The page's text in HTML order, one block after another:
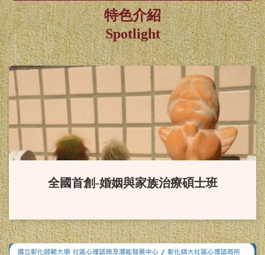
副教授榮獲國科會115年度專題研究
計畫補助
賀！本系謝麗紅教授、陳雪均
助理教授、林淑華助理教授榮獲教
育部115年教學實踐研究計畫
賀！本系同學榮獲115年度
畫」。
賀！本系研究所畢業生114年
諮商心理師高考通過，成績優
特色介紹
Spotlight
全國首創-婚姻與家族治療碩士班